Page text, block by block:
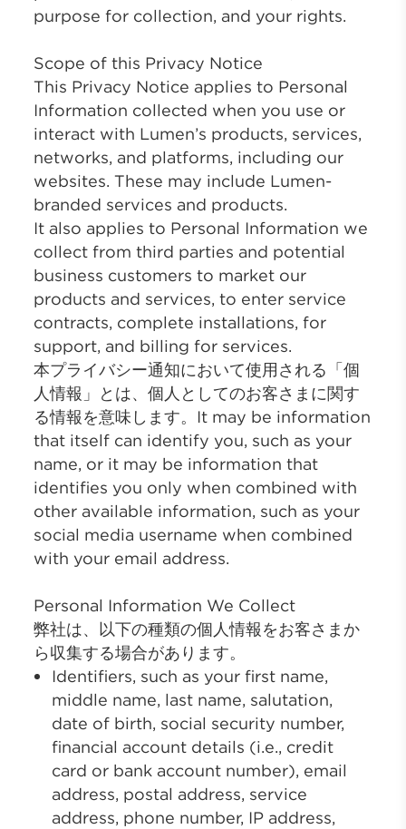
purpose for collection, and your rights.
Scope of this Privacy Notice
This Privacy Notice applies to Personal
Information collected when you use or
interact with Lumen’s products, services,
networks, and platforms, including our
websites. These may include Lumen-
branded services and products.
It also applies to Personal Information we
collect from third parties and potential
business customers to market our
products and services, to enter service
contracts, complete installations, for
support, and billing for services.
本プライバシー通知において使用される「個
人情報」とは、個人としてのお客さまに関す
る情報を意味します。It may be information
that itself can identify you, such as your
name, or it may be information that
identifies you only when combined with
other available information, such as your
social media username when combined
with your email address.
Personal Information We Collect
弊社は、以下の種類の個人情報をお客さまか
ら収集する場合があります。
Identifiers, such as your first name,
middle name, last name, salutation,
date of birth, social security number,
financial account details (i.e., credit
card or bank account number), email
address, postal address, service
address, phone number, IP address,